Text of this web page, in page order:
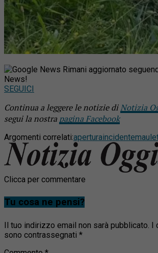
Rimani aggiornato
News!
SEGUICI
Continua a leggere le notizie diNotizia
segui la nostra pagina Facebook
Argomenti correlati:aperturaincidente
Clicca per commentare
Tu cosa ne pensi?
Il tuo indirizzo email non sarà pubblicato.
sono contrassegnati *